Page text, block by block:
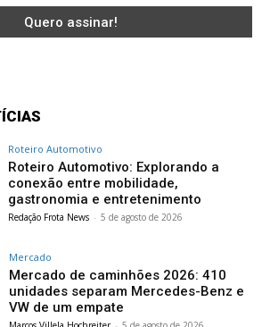
Roteiro Automotivo
Roteiro Automotivo: Explorando a
conexão entre mobilidade,
gastronomia e entretenimento
Redação Frota News - 5 de agosto de 2026
Mercado
Mercado de caminhões 2026: 410
unidades separam Mercedes-Benz e
VW de um empate